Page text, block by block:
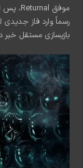
رسماً وارد فاز
بازیسازی مستقل خبر